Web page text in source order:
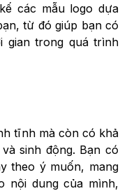
các mẫu logo dựa
từ đó giúp bạn có
gian trong quá trình
tĩnh mà còn có khả
sinh động. Bạn có
theo ý muốn, mang
nội dung của mình,